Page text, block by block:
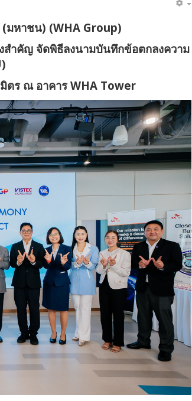
(มหาชน) (WHA Group)
สำคัญ จัดพิธีลงนามบันทึกข้อตกลงความ
มิตร ณ อาคาร WHA Tower